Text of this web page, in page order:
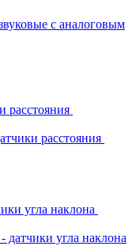
с аналоговым
расстояния
расстояния
угла наклона
угла наклона